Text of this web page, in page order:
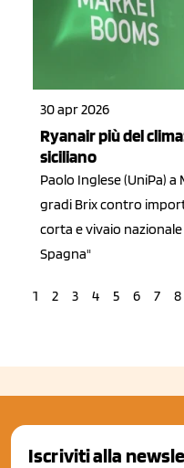
30 apr 2026
Ryanair più del
siciliano
Paolo Inglese (UniPa)
gradi Brix contro
corta e vivaio
Spagna"
1 2 3 4 5 6 7 8
Iscriviti alla